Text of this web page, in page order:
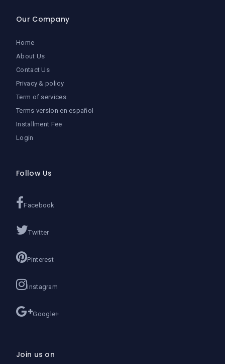
Our Company
Home
About Us
Contact Us
Privacy & policy
Term of services
Terms version en español
Installment Fee
Login
Follow Us
Facebook
Twitter
Pinterest
Instagram
Google+
Join us on